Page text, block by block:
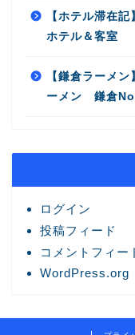
【ホテル滞在
ホテル＆客室
【鎌倉ラーメ
ーメン 鎌倉
ログイン
投稿フィード
コメントフィー
WordPress.org